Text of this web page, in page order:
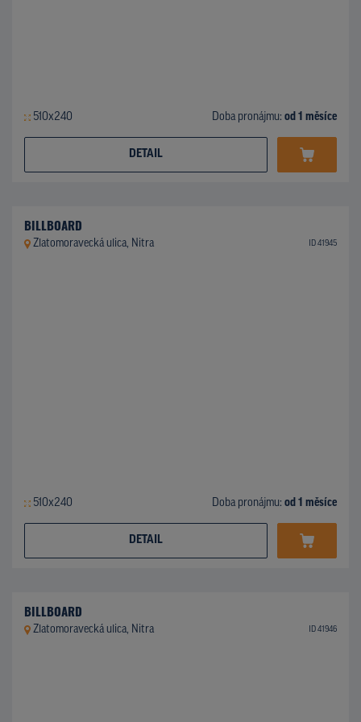
510x240 Doba pronájmu: od 1 měsíce
DETAIL
BILLBOARD
Zlatomoravecká ulica, Nitra ID 41945
510x240 Doba pronájmu: od 1 měsíce
DETAIL
BILLBOARD
Zlatomoravecká ulica, Nitra ID 41946